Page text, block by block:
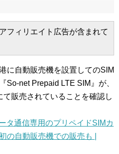
フィリエイト広告が含まれて
に自動販売機を設置してのSIM
So-net Prepaid LTE SIM』が、
て販売されていることを確認し
タ通信専用のプリペイドSIMカ
の自動販売機での販売も |